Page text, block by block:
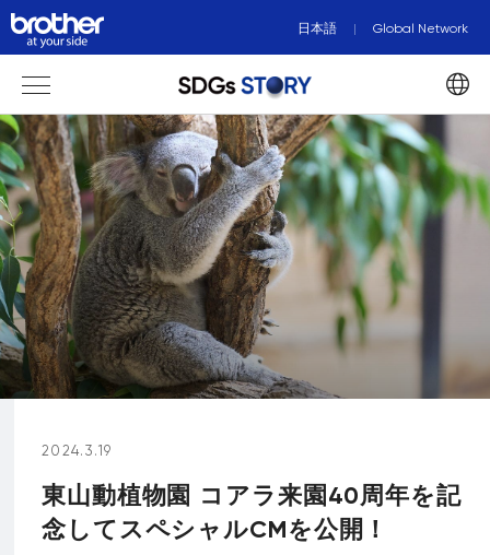
日本語 Global Network
2024.3.19
東山動植物園 コアラ来園40周年を記
念してスペシャルCMを公開！